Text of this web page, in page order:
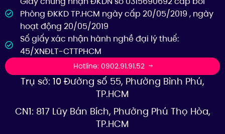
Phòng ĐKKD TP.HCM ngày cấp 20/05/2019 , ngày
hoạt động 20/05/2019
Số giấy xác nhận hành nghề đại lý thuế:
45/XNĐLT-CTTPHCM
Hotline: 0902.91.91.52
Trụ sở: 10 Đường số 55, Phường Bình Phú,
TP.HCM
CN1: 817 Lũy Bán Bích, Phường Phú Thọ Hòa,
TP.HCM